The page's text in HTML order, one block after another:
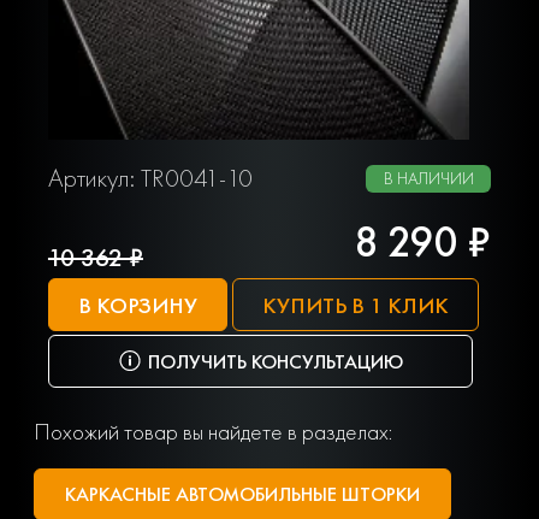
Артикул: TR0041-10 В НАЛИЧИИ
10 362 ₽ 8 290 ₽
В КОРЗИНУ КУПИТЬ В 1 КЛИК
ПОЛУЧИТЬ КОНСУЛЬТАЦИЮ
Похожий товар вы найдете в разделах:
КАРКАСНЫЕ АВТОМОБИЛЬНЫЕ ШТОРКИ